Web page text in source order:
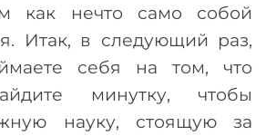
как нечто само собой
Итак, в следующий раз,
себя на том, что
минутку, чтобы
науку, стоящую за